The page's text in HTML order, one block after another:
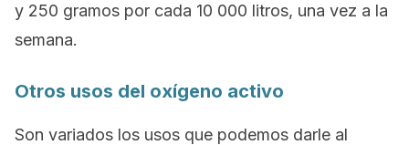
y 250 gramos por cada 10 000 litros, una vez a la
semana.
Otros usos del oxígeno activo
Son variados los usos que podemos darle al